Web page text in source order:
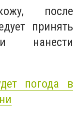
после
принять
нанести
погода в